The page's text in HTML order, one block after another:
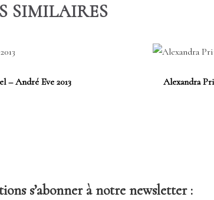
SIMILAIRES
– André Eve 2013 Alexandra
s’abonner à notre newsletter :